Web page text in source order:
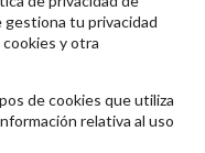
gestiona tu privacidad
y otra
de cookies que utiliza
relativa al uso